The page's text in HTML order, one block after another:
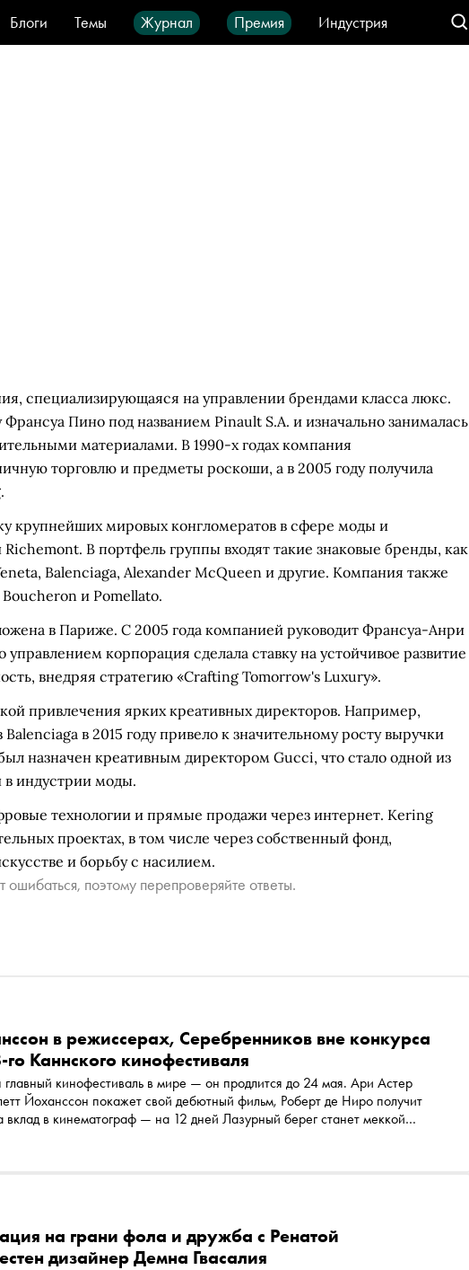
Блоги Темы Журнал Премия
Индустрия
Стиль
Видео Город IT-продукты
специализирующаяся на управлении брендами класса люкс.
Франсуа Пино под названием Pinault S.A. и изначально занималась
материалами. В 1990-х годах компания
торговлю и предметы роскоши, а в 2005 году получила
крупнейших мировых конгломератов в сфере моды и
Richemont. В портфель группы входят такие знаковые бренды, как
Balenciaga, Alexander McQueen и другие. Компания также
и Pomellato.
в Париже. С 2005 года компанией руководит Франсуа-Анри
корпорация сделала ставку на устойчивое развитие
внедряя стратегию «Crafting Tomorrow's Luxury».
привлечения ярких креативных директоров. Например,
в 2015 году привело к значительному росту выручки
назначен креативным директором Gucci, что стало одной из
индустрии моды.
технологии и прямые продажи через интернет. Kering
проектах, в том числе через собственный фонд,
и борьбу с насилием.
поэтому перепроверяйте ответы.
в режиссерах, Серебренников вне конкурса
Каннского кинофестиваля
главный кинофестиваль в мире — он продлится до 24 мая. Ари Астер
Йоханссон покажет свой дебютный фильм, Роберт де Ниро получит
вклад в кинематограф — на 12 дней Лазурный берег станет меккой
на грани фола и дружба с Ренатой
дизайнер Демна Гвасалия